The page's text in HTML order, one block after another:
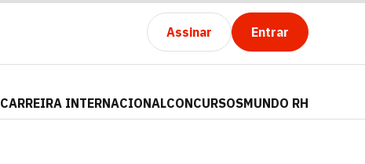
Assinar Entrar
CARREIRA INTERNACIONALCONCURSOSMUNDO RH